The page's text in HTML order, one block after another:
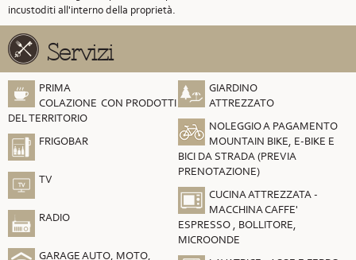
incustoditi all'interno della proprietà.
Servizi
PRIMA
COLAZIONE CON PRODOTTI
DEL TERRITORIO
FRIGOBAR
TV
RADIO
GARAGE AUTO, MOTO,
GIARDINO
ATTREZZATO
NOLEGGIO A PAGAMENTO
MOUNTAIN BIKE, E-BIKE E
BICI DA STRADA (PREVIA
PRENOTAZIONE)
CUCINA ATTREZZATA -
MACCHINA CAFFE'
ESPRESSO , BOLLITORE,
MICROONDE